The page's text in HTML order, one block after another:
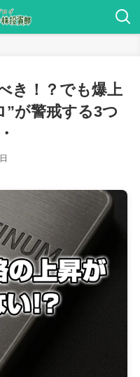
き！？でも爆上
が警戒する3つ